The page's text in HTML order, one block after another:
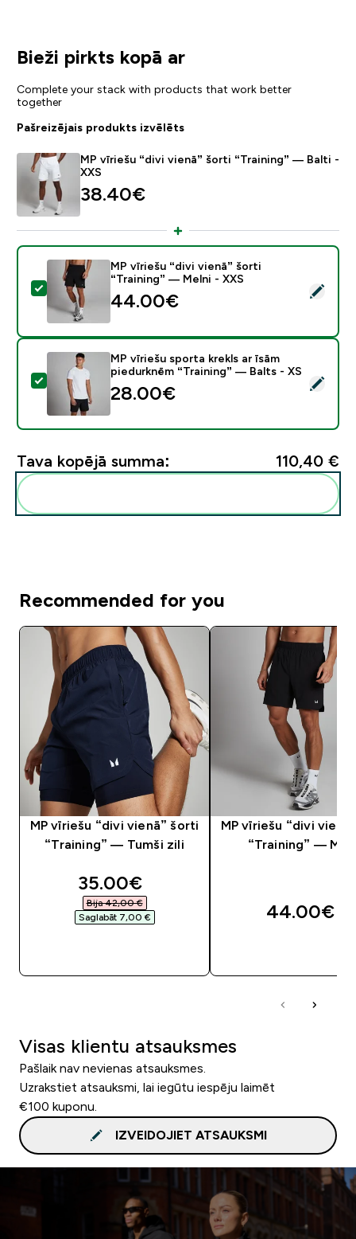
Bieži pirkts kopā ar
Complete your stack with products that work better
together
Pašreizējais produkts izvēlēts
MP vīriešu “divi vienā” šorti “Training” — Balti -
XXS
38.40€‎
Atlasīt šo produktu - MP vīriešu “divi vienā” šorti
MP vīriešu “divi vienā” šorti
“Training” — Melni - XXS
44.00€‎
Atlasīt šo produktu - MP vīriešu sporta krekls ar īsām
MP vīriešu sporta krekls ar īsām
piedurknēm “Training” — Balts - XS
28.00€‎
Tava kopējā summa: 110,40 €‎
Recommended for you
MP vīriešu “divi vienā” šorti
“Training” — Tumši zili
discounted price
35.00€‎
Bija 42,00 €‎
Saglabāt 7,00 €‎
MP vīriešu “divi
“Training” —
44.00€‎
Visas klientu atsauksmes
Pašlaik nav nevienas atsauksmes.
Uzrakstiet atsauksmi, lai iegūtu iespēju laimēt
€100 kuponu.
IZVEIDOJIET ATSAUKSMI